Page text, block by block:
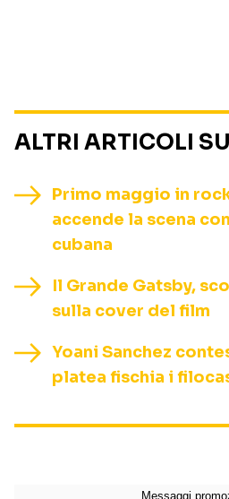
ALTRI ARTICOLI SU
Primo maggio in
accende la scena
cubana
Il Grande Gatsby,
sulla cover del film
Yoani Sanchez
platea fischia i